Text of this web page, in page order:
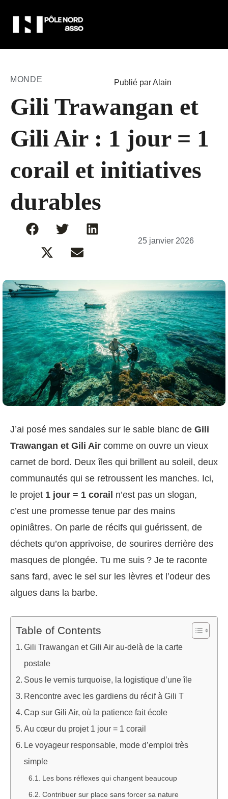
MONDE Publié par Alain
Gili Trawangan et
Gili Air : 1 jour = 1
corail et initiatives
durables
25 janvier 2026
J’ai posé mes sandales sur le sable blanc de Gili
Trawangan et Gili Air comme on ouvre un vieux
carnet de bord. Deux îles qui brillent au soleil, deux
communautés qui se retroussent les manches. Ici,
le projet 1 jour = 1 corail n’est pas un slogan,
c’est une promesse tenue par des mains
opiniâtres. On parle de récifs qui guérissent, de
déchets qu’on apprivoise, de sourires derrière des
masques de plongée. Tu me suis ? Je te raconte
sans fard, avec le sel sur les lèvres et l’odeur des
algues dans la barbe.
Table of Contents
Gili Trawangan et Gili Air au-delà de la carte
postale
Sous le vernis turquoise, la logistique d’une île
Rencontre avec les gardiens du récif à Gili T
Cap sur Gili Air, où la patience fait école
Au cœur du projet 1 jour = 1 corail
Le voyageur responsable, mode d’emploi très
simple
Les bons réflexes qui changent beaucoup
Contribuer sur place sans forcer sa nature